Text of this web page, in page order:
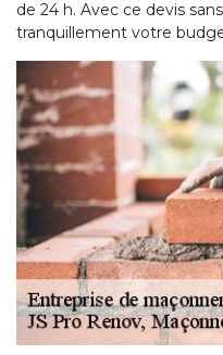
de 24 h. Avec ce devis
tranquillement votre